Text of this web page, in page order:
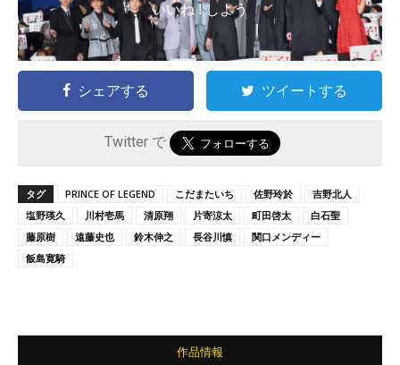
いいね ! しよう
シェアする ツイートする
Twitter で
タグ PRINCE OF LEGEND こだまたいち 佐野玲於
吉野北人
塩野瑛久
川村壱馬 清原翔 片寄涼太 町田啓太
白石聖
藤原樹
遠藤史也 鈴木伸之 長谷川慎
関口メンディー
飯島寛騎
作品情報